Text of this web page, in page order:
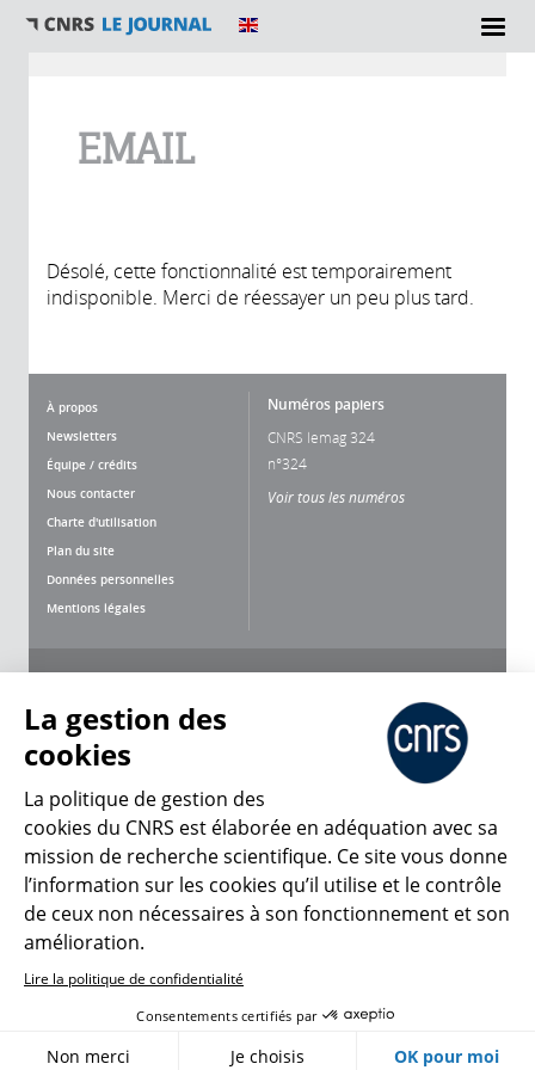
EMAIL
Désolé, cette fonctionnalité est temporairement
indisponible. Merci de réessayer un peu plus tard.
À propos
Newsletters
Équipe / crédits
Nous contacter
Charte d'utilisation
Plan du site
Données personnelles
Mentions légales
Numéros papiers
CNRS lemag 324
n°324
Voir tous les numéros
CNRS Le Mag
© 2026, CNRS
Créer un compte Se connecter
Gestion des cookies
La gestion des
cookies
La politique de gestion des
cookies du CNRS est élaborée en adéquation avec sa
mission de recherche scientifique. Ce site vous donne
l’information sur les cookies qu’il utilise et le contrôle
de ceux non nécessaires à son fonctionnement et son
amélioration.
Lire la politique de confidentialité
Consentements certifiés par
Non merci Je choisis OK pour moi